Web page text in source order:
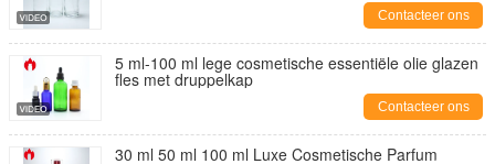
Contacteer ons
5 ml-100 ml lege cosmetische essentiële olie glazen
fles met druppelkap
Contacteer ons
30 ml 50 ml 100 ml Luxe Cosmetische Parfum